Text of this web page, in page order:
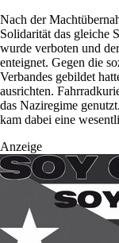
Nach der
Solidarität das gleiche
wurde verboten und
enteignet. Gegen die
Verbandes gebildet
ausrichten.
das Naziregime
kam dabei eine
Anzeige